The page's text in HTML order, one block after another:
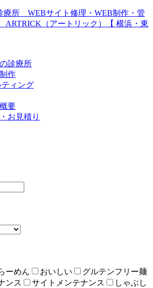
診療所
作
ィング
要
お見積り
ーめん おいしい
グルテンフリー麺
ンス
サイトメンテナンス
しゃぶし